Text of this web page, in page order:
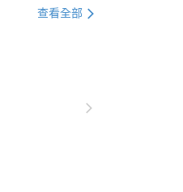
全是貓貓系列
查看全部